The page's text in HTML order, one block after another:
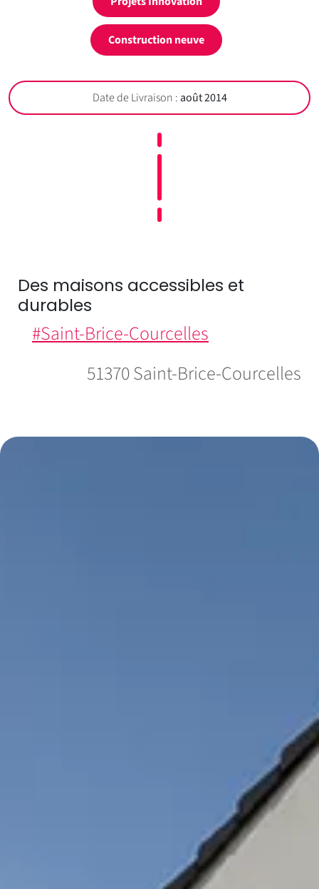
Construction neuve
Date de Livraison :août 2014
Des maisons accessibles et
durables
#Saint-Brice-Courcelles
51370 Saint-Brice-Courcelles